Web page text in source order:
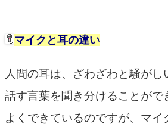
マイクと耳の違い
人間の耳は、ざわざわと騒が
話す言葉を聞き分けることがで
よくできているのですが、マイ